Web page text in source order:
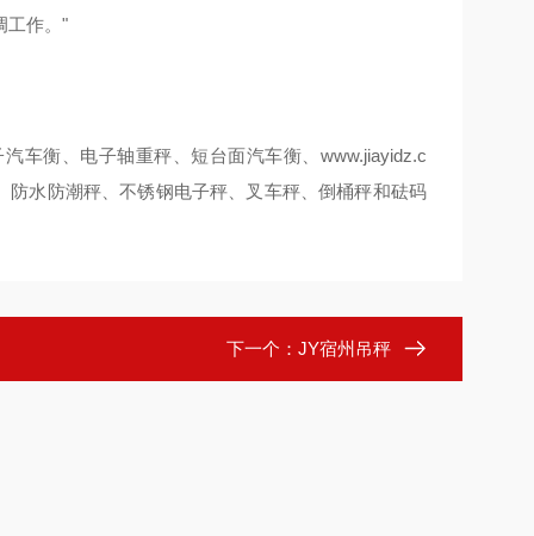
工作。"
车衡、电子轴重秤、短台面汽车衡、 www.jiayidz.c
水防潮秤、不锈钢电子秤、叉车秤、倒桶秤和砝码
下一个： JY宿州吊秤